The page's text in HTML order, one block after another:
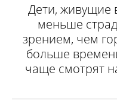
Дети, живущие
меньше
зрением, чем
больше
чаще смотрят